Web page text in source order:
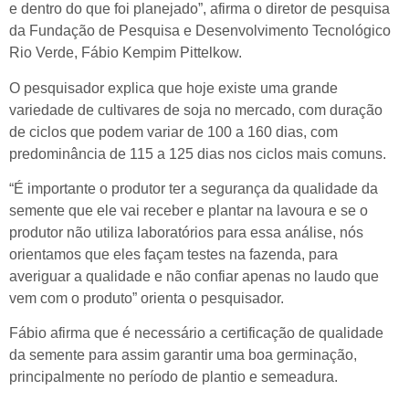
e dentro do que foi planejado”, afirma o diretor de pesquisa
da Fundação de Pesquisa e Desenvolvimento Tecnológico
Rio Verde, Fábio Kempim Pittelkow.
O pesquisador explica que hoje existe uma grande
variedade de cultivares de soja no mercado, com duração
de ciclos que podem variar de 100 a 160 dias, com
predominância de 115 a 125 dias nos ciclos mais comuns.
“É importante o produtor ter a segurança da qualidade da
semente que ele vai receber e plantar na lavoura e se o
produtor não utiliza laboratórios para essa análise, nós
orientamos que eles façam testes na fazenda, para
averiguar a qualidade e não confiar apenas no laudo que
vem com o produto” orienta o pesquisador.
Fábio afirma que é necessário a certificação de qualidade
da semente para assim garantir uma boa germinação,
principalmente no período de plantio e semeadura.